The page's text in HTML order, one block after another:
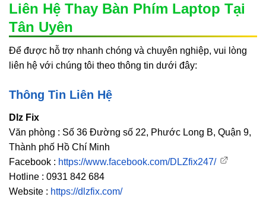
Liên Hệ Thay Bàn Phím Laptop Tại
Tân Uyên
Để được hỗ trợ nhanh chóng và chuyên nghiệp, vui lòng
liên hệ với chúng tôi theo thông tin dưới đây:
Thông Tin Liên Hệ
Dlz Fix
Văn phòng : Số 36 Đường số 22, Phước Long B, Quận 9,
Thành phố Hồ Chí Minh
Facebook : https://www.facebook.com/DLZfix247/
Hotline : 0931 842 684
Website : https://dlzfix.com/